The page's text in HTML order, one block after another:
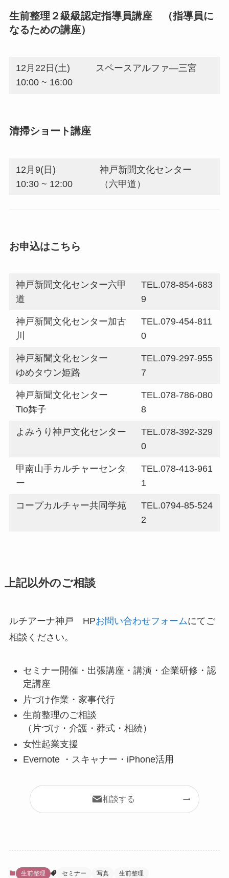
生前整理２級級認定指導員講座 （指導員に
なるための講座）
12月22日(土)
10:00 ~ 16:00
スペースアルファ―三宮
清掃ショート講座
12月9(日)
10:30 ~ 12:00
神戸新聞文化センター
（六甲道）
お申込はこちら
神戸新聞文化センター六甲
道
TEL.078-854-683
9
神戸新聞文化センター加古
川
TEL.079-454-811
0
神戸新聞文化センター
ゆめタウン姫路
TEL.079-297-955
7
神戸新聞文化センター
Tio舞子
TEL.078-786-080
8
よみうり神戸文化センター
TEL.078-392-329
0
甲南山手カルチャーセンタ
ー
TEL.078-413-961
1
コープカルチャー共同学苑
TEL.0794-85-524
2
上記以外のご相談
ルチアーナ神戸 HPお問い合わせフォームにてご
相談ください。
セミナー開催・出張講座・講演・企業研修・認
定講座
片づけ作業・家事代行
生前整理のご相談
（片づけ・介護・葬式・相続）
女性起業支援
Evernote ・スキャナー・iPhone活用
相談する
生前整理 セミナー 写真 生前整理